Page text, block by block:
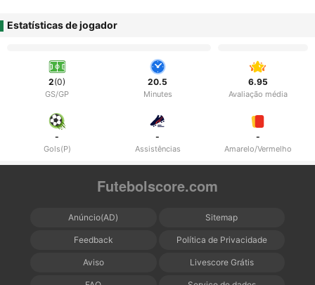
Estatísticas de jogador
2(0)
GS/GP
20.5
Minutes
6.95
Avaliação média
-
Gols(P)
-
Assistências
-
Amarelo/Vermelho
Futebolscore.com
Anúncio(AD) Sitemap
Feedback Política de Privacidade
Aviso Livescore Grátis